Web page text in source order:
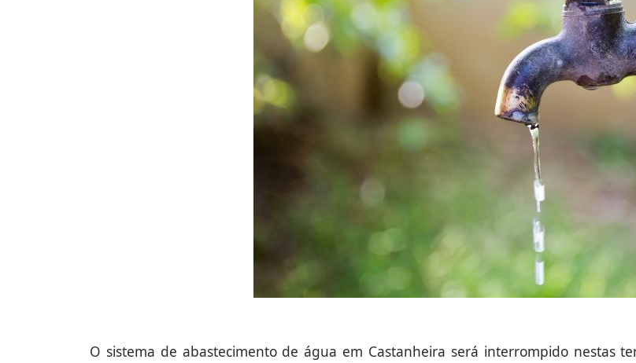
O sistema de abastecimento de água em Castanheira será interrompido nestas